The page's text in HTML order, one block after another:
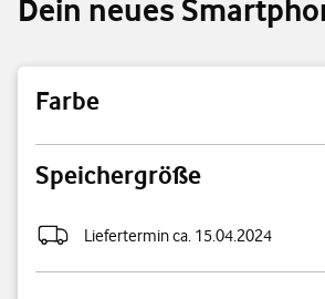
Dein neues
Farbe
Farbe
Speichergröße
Speichergröße
Liefertermin ca. 15.04.2024